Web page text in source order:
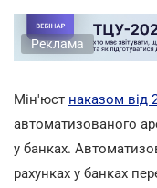
Реклама
Мін'юст наказом від
автоматизованого
у банках.
рахунках у банках